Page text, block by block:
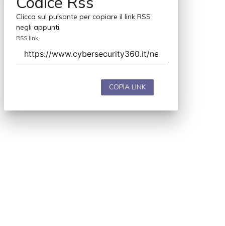
Clicca sul pulsante per copiare il link RSS
negli appunti.
RSS link
COPIA LINK